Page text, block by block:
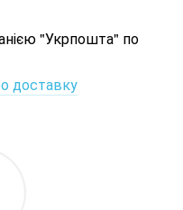
"Укрпошта" по
доставку